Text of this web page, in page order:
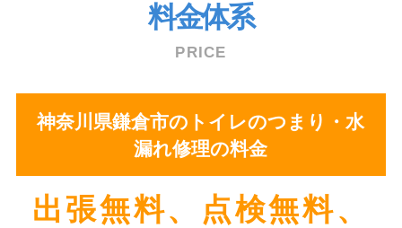
料金体系
PRICE
神奈川県鎌倉市のトイレのつまり・水
漏れ修理の料金
出張無料、点検無料、